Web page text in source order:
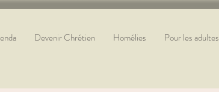
Devenir Chrétien Homélies Pour les adultes